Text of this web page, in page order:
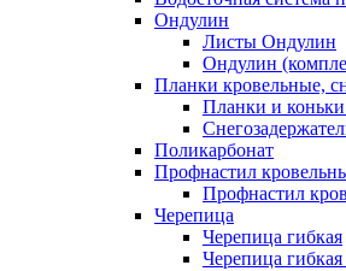
Ондулин
Листы Ондулин
Ондулин
Планки кровельные,
Планки и
Поликарбонат
Профнастил
Профнастил
Черепица
Черепица гибкая
Черепица